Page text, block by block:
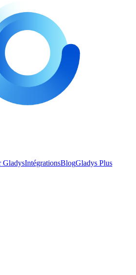
GladysIntégrationsBlogGladys Plus